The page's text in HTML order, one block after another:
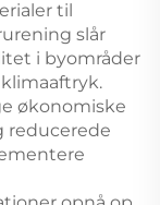
til
slår
i byområder
økonomiske
reducerede